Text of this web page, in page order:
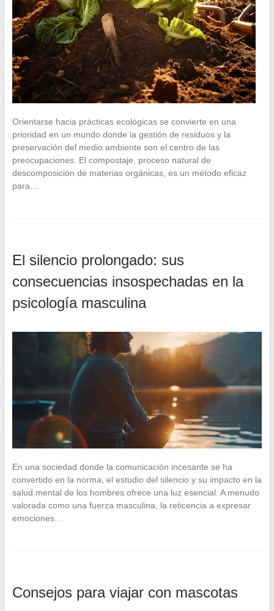
Orientarse hacia prácticas ecológicas se convierte en una
prioridad en un mundo donde la gestión de residuos y la
preservación del medio ambiente son el centro de las
preocupaciones. El compostaje, proceso natural de
descomposición de materias orgánicas, es un método eficaz
para…
El silencio prolongado: sus
consecuencias insospechadas en la
psicología masculina
En una sociedad donde la comunicación incesante se ha
convertido en la norma, el estudio del silencio y su impacto en la
salud mental de los hombres ofrece una luz esencial. A menudo
valorada como una fuerza masculina, la reticencia a expresar
emociones…
Consejos para viajar con mascotas